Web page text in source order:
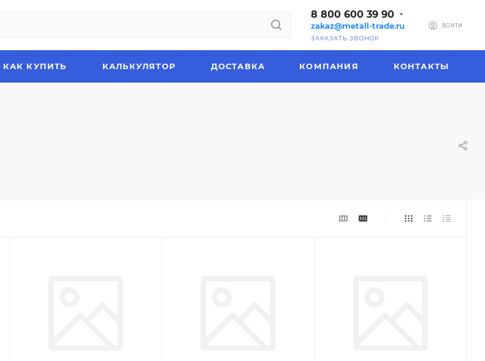
8 800 600 39 90
zakaz@metall-trade.ru
ЗАКАЗАТЬ ЗВОНОК
ВОЙТИ
КАК КУПИТЬ КАЛЬКУЛЯТОР ДОСТАВКА КОМПАНИЯ КОНТАКТЫ